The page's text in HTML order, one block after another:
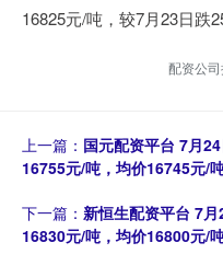
16825元/吨，较7月23日跌
配资公
上一篇： 国元配资平台 7月
16755元/吨，均价16745元/
下一篇： 新恒生配资平台 7
16830元/吨，均价16800元/